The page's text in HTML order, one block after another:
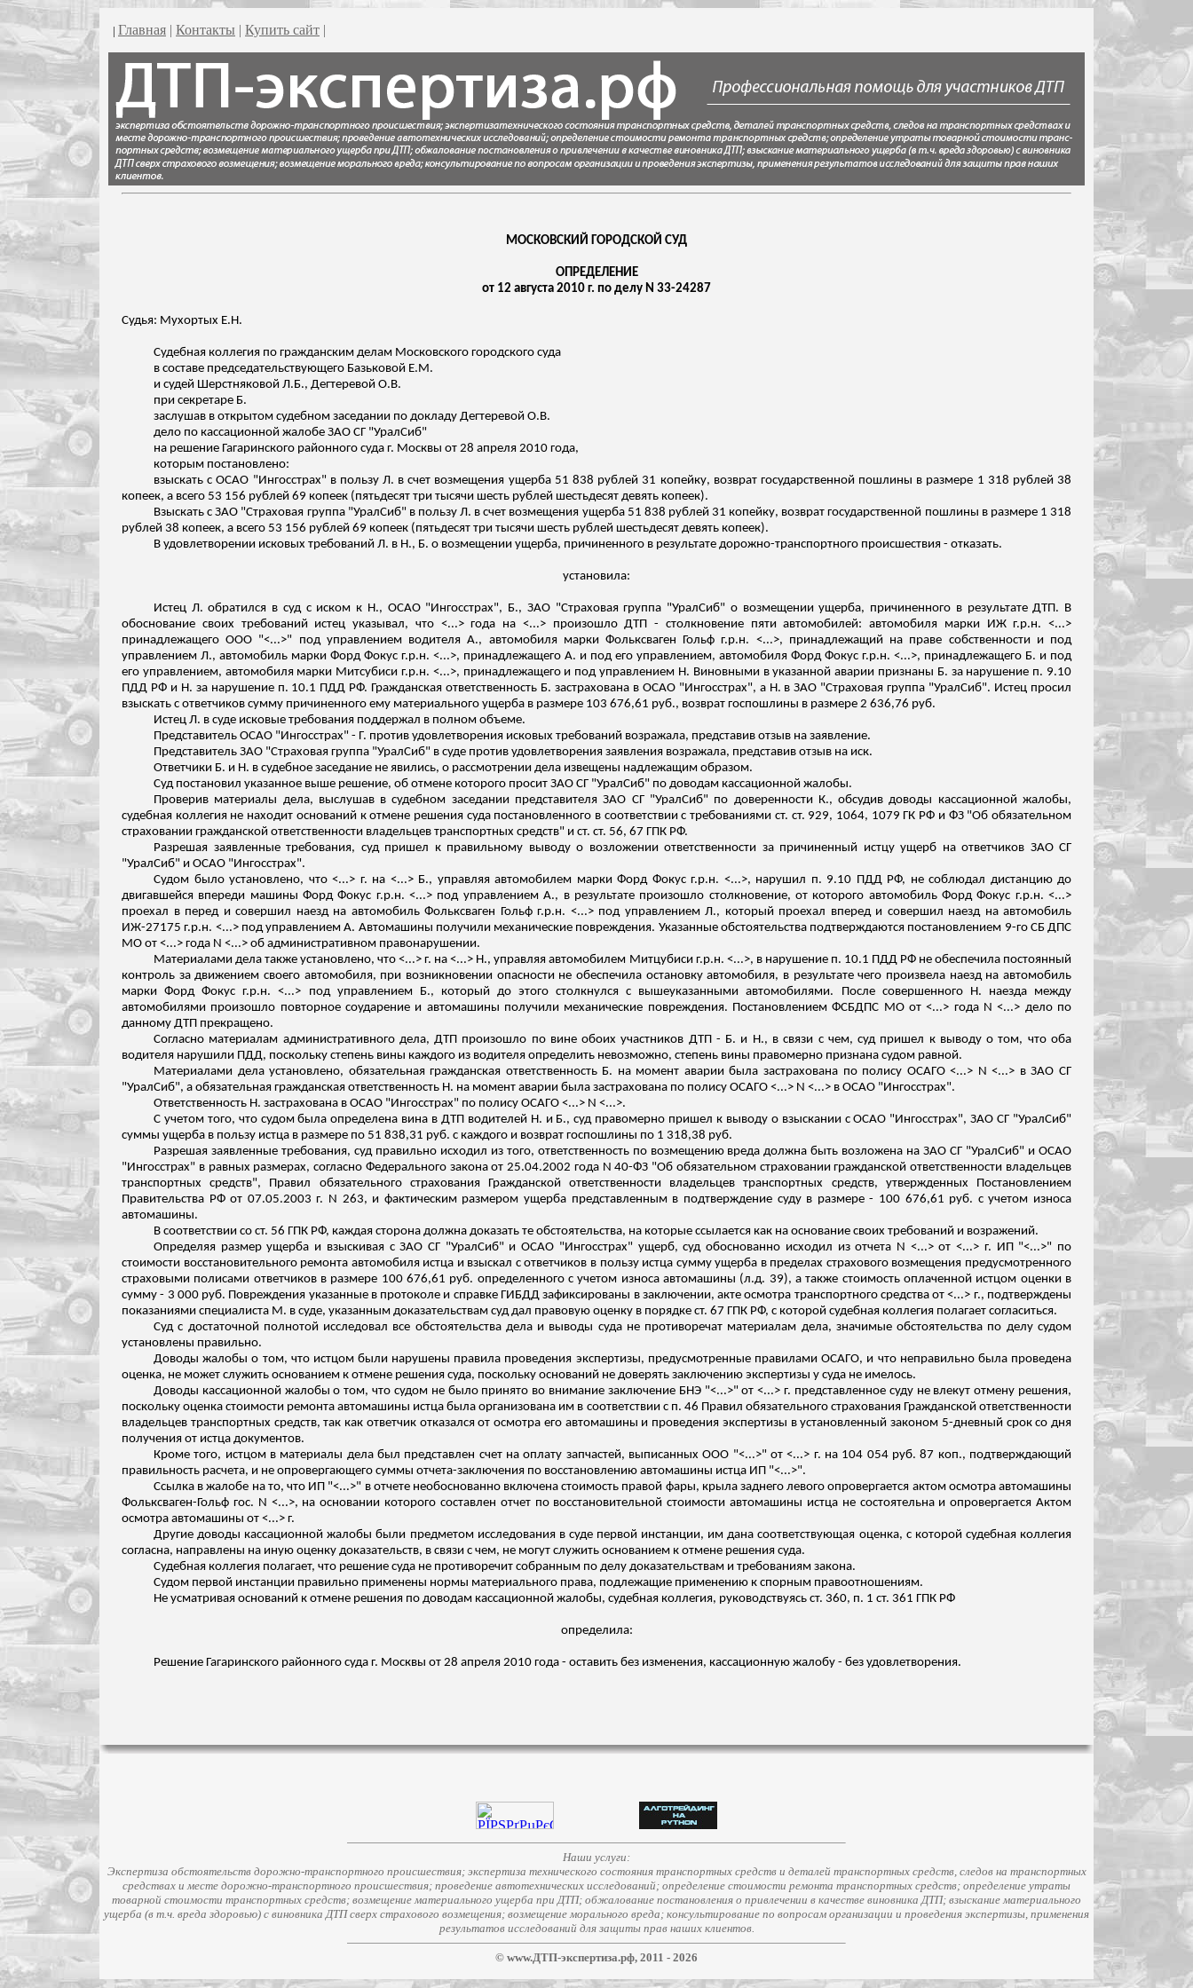
| Главная | Контакты | Купить сайт |
МОСКОВСКИЙ ГОРОДСКОЙ СУД
ОПРЕДЕЛЕНИЕ
от 12 августа 2010 г. по делу N 33-24287
Судья: Мухортых Е.Н.
Судебная коллегия по гражданским делам Московского городского суда
в составе председательствующего Базьковой Е.М.
и судей Шерстняковой Л.Б., Дегтеревой О.В.
при секретаре Б.
заслушав в открытом судебном заседании по докладу Дегтеревой О.В.
дело по кассационной жалобе ЗАО СГ "УралСиб"
на решение Гагаринского районного суда г. Москвы от 28 апреля 2010 года,
которым постановлено:
взыскать с ОСАО "Ингосстрах" в пользу Л. в счет возмещения ущерба 51 838 рублей 31 копейку, возврат государственной пошлины в размере 1 318 рублей 38
копеек, а всего 53 156 рублей 69 копеек (пятьдесят три тысячи шесть рублей шестьдесят девять копеек).
Взыскать с ЗАО "Страховая группа "УралСиб" в пользу Л. в счет возмещения ущерба 51 838 рублей 31 копейку, возврат государственной пошлины в размере 1 318
рублей 38 копеек, а всего 53 156 рублей 69 копеек (пятьдесят три тысячи шесть рублей шестьдесят девять копеек).
В удовлетворении исковых требований Л. в Н., Б. о возмещении ущерба, причиненного в результате дорожно-транспортного происшествия - отказать.
установила:
Истец Л. обратился в суд с иском к Н., ОСАО "Ингосстрах", Б., ЗАО "Страховая группа "УралСиб" о возмещении ущерба, причиненного в результате ДТП. В
обоснование своих требований истец указывал, что <...> года на <...> произошло ДТП - столкновение пяти автомобилей: автомобиля марки ИЖг.р.н. <...>
принадлежащего ООО "<...>" под управлением водителя А., автомобиля марки Фольксваген Гольфг.р.н. <...>, принадлежащий на праве собственности и под
управлением Л., автомобиль марки Форд Фокус г.р.н. <...>, принадлежащего А. и под его управлением, автомобиля Форд Фокус г.р.н. <...>, принадлежащего Б. и под
его управлением, автомобиля марки Митсубисиг.р.н. <...>, принадлежащего и под управлением Н. Виновными в указанной аварии признаны Б. за нарушение п. 9.10
ПДД РФ и Н. за нарушение п. 10.1 ПДД РФ. Гражданская ответственность Б. застрахована в ОСАО "Ингосстрах", а Н. в ЗАО "Страховая группа "УралСиб". Истец просил
взыскать с ответчиков сумму причиненного ему материального ущерба в размере 103 676,61 руб., возврат госпошлины в размере 2 636,76 руб.
Истец Л. в суде исковые требования поддержал в полном объеме.
Представитель ОСАО "Ингосстрах" - Г. против удовлетворения исковых требований возражала, представив отзыв на заявление.
Представитель ЗАО "Страховая группа "УралСиб" в суде против удовлетворения заявления возражала, представив отзыв на иск.
Ответчики Б. и Н. в судебное заседание не явились, о рассмотрении дела извещены надлежащим образом.
Суд постановил указанное выше решение, об отмене которого просит ЗАО СГ "УралСиб" по доводам кассационной жалобы.
Проверив материалы дела, выслушав в судебном заседании представителя ЗАО СГ "УралСиб" по доверенности К., обсудив доводы кассационной жалобы,
судебная коллегия не находит оснований к отмене решения суда постановленного в соответствии с требованиями ст. ст. 929, 1064, 1079 ГК РФ и ФЗ "Об обязательном
страховании гражданской ответственности владельцев транспортных средств" и ст. ст. 56, 67 ГПК РФ.
Разрешая заявленные требования, суд пришел к правильному выводу о возложении ответственности за причиненный истцу ущерб на ответчиков ЗАО СГ
"УралСиб" и ОСАО "Ингосстрах".
Судом было установлено, что <...> г. на <...> Б., управляя автомобилем марки Форд Фокус г.р.н. <...>, нарушил п. 9.10 ПДД РФ, не соблюдал дистанцию до
двигавшейся впереди машины Форд Фокус г.р.н. <...> под управлением А., в результате произошло столкновение, от которого автомобиль Форд Фокус г.р.н. <...>
проехал в перед и совершил наезд на автомобиль Фольксваген Гольф г.р.н. <...> под управлением Л., который проехал впереди совершил наезд на автомобиль
ИЖ-27175г.р.н. <...> под управлением А. Автомашины получили механические повреждения. Указанные обстоятельства подтверждаются постановлением 9-го СБДПС
МО от <...> года N <...> об административном правонарушении.
Материалами дела также установлено, что <...> г. на <...> Н., управляя автомобилем Митцубиси г.р.н. <...>, в нарушение п. 10.1 ПДД РФ не обеспечила постоянный
контроль за движением своего автомобиля, при возникновении опасности не обеспечила остановку автомобиля, в результате чего произвела наезд на автомобиль
марки Форд Фокусг.р.н. <...> под управлением Б., который до этого столкнулся с вышеуказанными автомобилями. После совершенного Н. наезда между
автомобилями произошло повторное соударение и автомашины получили механические повреждения. Постановлением ФСБДПС МО от <...> года N <...> дело по
данному ДТП прекращено.
Согласно материалам административного дела, ДТП произошло по вине обоих участников ДТП - Б. и Н., в связи с чем, суд пришел к выводу о том, что оба
водителя нарушили ПДД, поскольку степень вины каждого из водителя определить невозможно, степень вины правомерно признана судом равной.
Материалами дела установлено, обязательная гражданская ответственность Б. на момент аварии была застрахована по полису ОСАГО <...> N <...> в ЗАО СГ
"УралСиб", а обязательная гражданская ответственность Н. на момент аварии была застрахована по полису ОСАГО <...> N <...> в ОСАО "Ингосстрах".
Ответственность Н. застрахована в ОСАО "Ингосстрах" по полису ОСАГО <...> N <...>.
С учетом того, что судом была определена вина в ДТП водителей Н. и Б., суд правомерно пришел к выводу о взыскании с ОСАО "Ингосстрах", ЗАО СГ "УралСиб"
суммы ущерба в пользу истца в размере по 51 838,31 руб. с каждого и возврат госпошлины по 1 318,38 руб.
Разрешая заявленные требования, суд правильно исходил из того, ответственность по возмещению вреда должна быть возложена на ЗАО СГ "УралСиб" и ОСАО
"Ингосстрах" в равных размерах, согласно Федерального закона от 25.04.2002 года N 40-ФЗ "Об обязательном страховании гражданской ответственности владельцев
транспортных средств", Правил обязательного страхования Гражданской ответственности владельцев транспортных средств, утвержденных Постановлением
Правительства РФ от 07.05.2003 г. N 263, и фактическим размеромущерба представленным в подтверждение суду в размере - 100 676,61 руб. с учетом износа
автомашины.
В соответствии со ст. 56 ГПК РФ, каждая сторона должна доказать те обстоятельства, на которые ссылается как на основание своих требований и возражений.
Определяя размер ущерба и взыскивая с ЗАО СГ "УралСиб" и ОСАО "Ингосстрах" ущерб, суд обоснованно исходил из отчета N <...> от <...> г. ИП "<...>" по
стоимости восстановительного ремонта автомобиля истца и взыскал с ответчиков в пользу истца сумму ущерба в пределах страхового возмещения предусмотренного
страховыми полисами ответчиков в размере 100 676,61 руб. определенного с учетом износа автомашины (л.д. 39), а также стоимость оплаченной истцом оценки в
сумму - 3 000 руб. Повреждения указанные в протоколе и справке ГИБДД зафиксированы в заключении, акте осмотра транспортного средства от <...> г., подтверждены
показаниями специалиста М. в суде, указанным доказательствам суд дал правовую оценку в порядке ст. 67 ГПК РФ, с которой судебная коллегия полагает согласиться.
Суд с достаточной полнотой исследовал все обстоятельства делаи выводы суда не противоречат материалам дела, значимые обстоятельства по делу судом
установлены правильно.
Доводы жалобы о том, что истцом были нарушены правила проведения экспертизы, предусмотренные правилами ОСАГО, и что неправильно была проведена
оценка, не может служить основанием к отмене решения суда, поскольку оснований не доверять заключению экспертизы у суда не имелось.
Доводы кассационной жалобы о том, что судом не было принято во внимание заключение БНЭ "<...>" от <...> г. представленное суду не влекут отмену решения,
поскольку оценка стоимости ремонта автомашины истца была организована им в соответствии с п. 46 Правил обязательного страхования Гражданской ответственности
владельцев транспортных средств, так как ответчик отказался от осмотра его автомашины и проведения экспертизы в установленный законом 5-дневный сроксо дня
получения от истца документов.
Кроме того, истцом в материалы дела был представлен счет на оплату запчастей, выписанных ООО "<...>" от <...> г. на 104 054 руб. 87 коп., подтверждающий
правильность расчета, и не опровергающего суммы отчета-заключения по восстановлению автомашины истца ИП "<...>".
Ссылка в жалобе на то, что ИП "<...>" в отчете необоснованно включена стоимость правой фары, крыла заднего левого опровергается актом осмотра автомашины
Фольксваген-Гольф гос. N <...>, наосновании которого составлен отчет по восстановительной стоимости автомашины истца не состоятельна и опровергается Актом
осмотра автомашины от <...> г.
Другие доводы кассационной жалобы были предметом исследования в суде первой инстанции, им дана соответствующая оценка, с которой судебная коллегия
согласна, направлены на иную оценку доказательств, в связи с чем, не могут служить основанием к отмене решения суда.
Судебная коллегия полагает, что решение суда не противоречит собранным по делу доказательствам и требованиям закона.
Судом первой инстанции правильно применены нормы материального права, подлежащие применению к спорным правоотношениям.
Не усматривая оснований к отмене решения по доводам кассационной жалобы, судебная коллегия, руководствуясь ст. 360, п. 1 ст. 361 ГПК РФ
определила:
Решение Гагаринского районного суда г. Москвы от 28 апреля 2010 года - оставить без изменения, кассационную жалобу - без удовлетворения.
Наши услуги:
Экспертиза обстоятельств дорожно-транспортного происшествия; экспертиза технического состояния транспортных средств и деталей транспортных средств, следов на транспортных
средствах и месте дорожно-транспортного происшествия; проведение автотехнических исследований; определение стоимости ремонта транспортных средств; определение утраты
товарной стоимости транспортных средств; возмещение материального ущерба при ДТП; обжалование постановления о привлечении в качестве виновника ДТП; взыскание материального
ущерба (в т.ч. вреда здоровью) с виновника ДТП сверх страхового возмещения; возмещение морального вреда; консультирование по вопросам организации и проведения экспертизы, применения
результатов исследований для защиты прав наших клиентов.
© www.ДТП-экспертиза.рф, 2011 - 2026